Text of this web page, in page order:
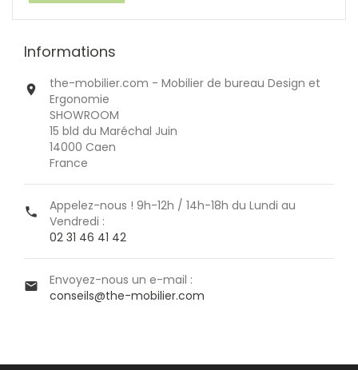
Informations

the-mobilier.com - Mobilier de bureau Design et
Ergonomie
SHOWROOM
15 bld du Maréchal Juin
14000 Caen
France

Appelez-nous ! 9h-12h / 14h-18h du Lundi au
Vendredi :
02 31 46 41 42

Envoyez-nous un e-mail :
conseils@the-mobilier.com